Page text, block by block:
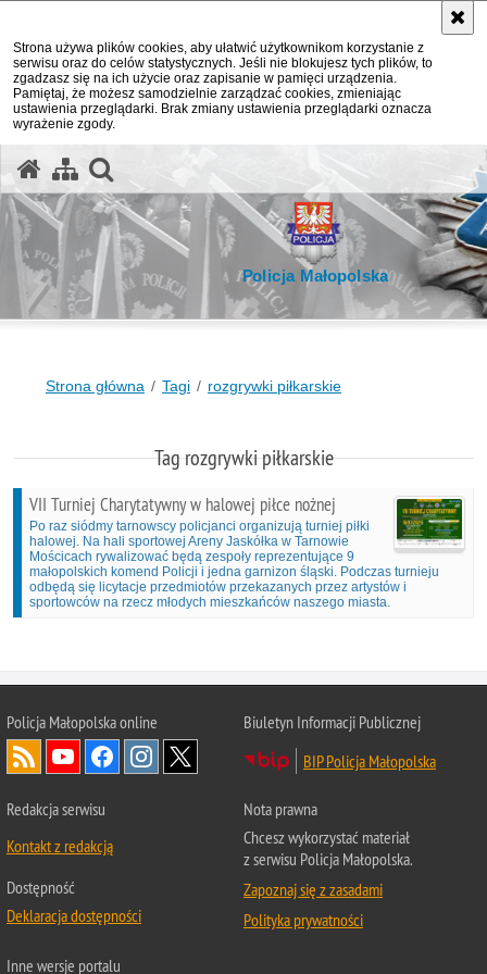
Strona używa plików cookies, aby ułatwić użytkownikom korzystanie z
serwisu oraz do celów statystycznych. Jeśli nie blokujesz tych plików, to
zgadzasz się na ich użycie oraz zapisanie w pamięci urządzenia.
Pamiętaj, że możesz samodzielnie zarządzać cookies, zmieniając
ustawienia przeglądarki. Brak zmiany ustawienia przeglądarki oznacza
wyrażenie zgody.
Policja Małopolska
Strona główna Tagi rozgrywki piłkarskie
Tag rozgrywki piłkarskie
VII Turniej Charytatywny w halowej piłce nożnej
Po raz siódmy tarnowscy policjanci organizują turniej piłki
halowej. Na hali sportowej Areny Jaskółka w Tarnowie
Mościcach rywalizować będą zespoły reprezentujące 9
małopolskich komend Policji i jedna garnizon śląski. Podczas turnieju
odbędą się licytacje przedmiotów przekazanych przez artystów i
sportowców na rzecz młodych mieszkańców naszego miasta.
Policja Małopolska online
Biuletyn Informacji Publicznej
BIP Policja Małopolska
Redakcja serwisu
Kontakt z redakcją
Dostępność
Deklaracja dostępności
Nota prawna
Chcesz wykorzystać materiał
z serwisu Policja Małopolska.
Zapoznaj się z zasadami
Polityka prywatności
Inne wersje portalu